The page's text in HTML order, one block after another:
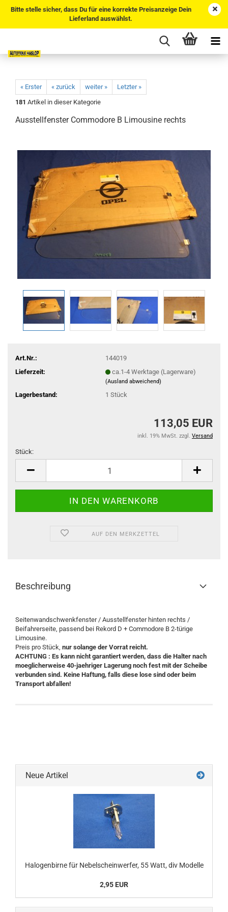
Bitte stelle sicher, dass Du für eine korrekte Preisanzeige Dein
Lieferland auswählst.
« Erster « zurück weiter »
Letzter »
181 Artikel in dieser Kategorie
Ausstellfenster Commodore B Limousine rechts
Art.Nr.:
144019
Lieferzeit:
ca.1-4 Werktage (Lagerware)
(Ausland abweichend)
Lagerbestand: 1 Stück
113,05 EUR
inkl. 19% MwSt. zzgl. Versand
Stück:
AUF DEN MERKZETTEL
Beschreibung
Seitenwandschwenkfenster / Ausstellfenster hinten rechts /
Beifahrerseite, passend bei Rekord D + Commodore B 2-türige
Limousine.
Preis pro Stück, nur solange der Vorrat reicht.
ACHTUNG : Es kann nicht garantiert werden, dass die Halter nach
moeglicherweise 40-jaehriger Lagerung noch fest mit der Scheibe
verbunden sind. Keine Haftung, falls diese lose sind oder beim
Transport abfallen!
Neue Artikel
Halogenbirne für Nebelscheinwerfer, 55 Watt, div Modelle
2,95 EUR